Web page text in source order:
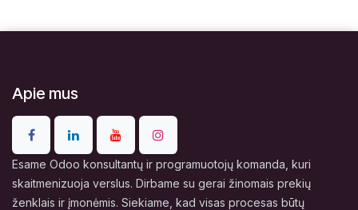
Apie mus
Esame Odoo konsultantų ir programuotojų komanda, kuri
skaitmenizuoja verslus. Dirbame su gerai žinomais prekių
ženklais ir įmonėmis. Siekiame, kad visas procesas būtų